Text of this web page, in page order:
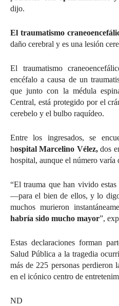
dijo.
El traumatismo
daño cerebral y es una lesión
El traumatismo
encéfalo a causa de un
que junto con la médula
Central, está protegido por el
cerebelo y el bulbo raquídeo.
Entre los ingresados, se
hospital Marcelino Vélez,dos
hospital, aunque el número varía
“El trauma que han vivido
—para el bien de ellos, y lo
muchos murieron
habría sido mucho mayor”,
Estas declaraciones forman
Salud Pública a la tragedia
más de 225 personas perdieron
en el icónico centro de
ND